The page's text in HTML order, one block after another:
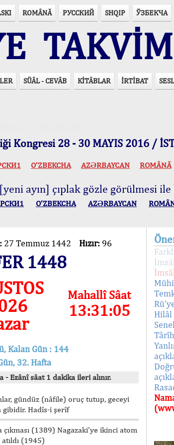
ROMÂNĂ РУССКИЙ SHQIP ЎЗБЕКЧА
SÜÂL - CEVÂB KİTÂBLAR İRTİBAT
Kongresi 28 - 30 MAYIS 2016 /
O’ZBEKCHA AZӘRBAYCAN ROMÂNĂ
ayın] çıplak gözle görülmesi ile
O’ZBEKCHA AZӘRBAYCAN
27 Temmuz 1442 Hızır: 96
1448
Mahallî Sâat
13:31:05
Kalan Gün : 144
32. Hafta
- Ezânî sâat 1 dakika ileri alınır.
gündüz (nâfile) oruç tutup, geceyi
gibidir. Hadîs-i şerîf
çıkması (1389) Nagazaki’ye ikinci atom
(1945)
Hilâl